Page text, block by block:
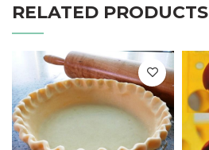
RELATED PRODUCTS